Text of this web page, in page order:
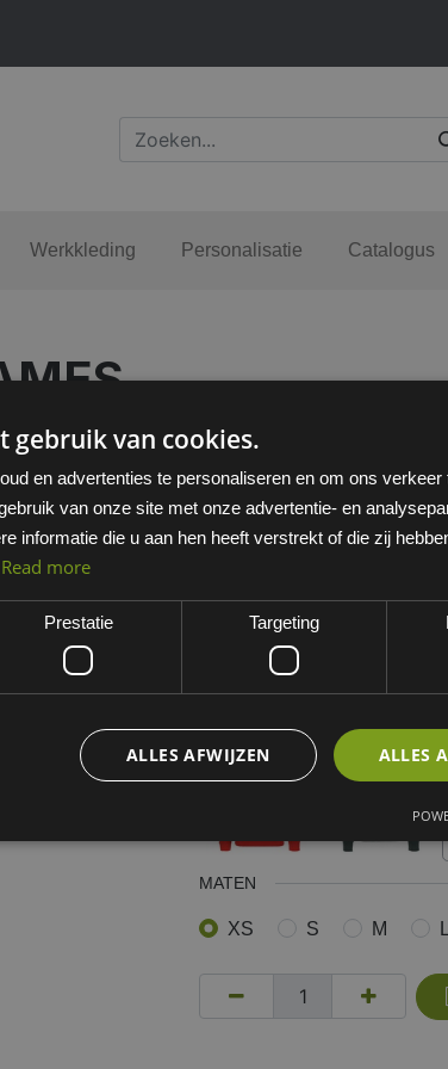
Werkkleding Personalisatie Catalogus
EAN: 5400707242034
Minimum bestelhoeveelheid: 1
Kies een variant
MATEN
XS S M L
gebruik van cookies.
en advertenties te personaliseren en om ons
van onze site met onze advertentie- en
informatie die u aan hen heeft verstrekt of die zij
Read more
Prestatie Targeting
ALLES
ALLES AFWIJZEN